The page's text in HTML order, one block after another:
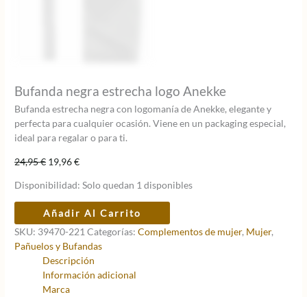
Bufanda negra estrecha logo Anekke
Bufanda estrecha negra con logomanía de Anekke, elegante y
perfecta para cualquier ocasión. Viene en un packaging especial,
ideal para regalar o para ti.
24,95€ El
original
era:
24,95 €.
19,96€El
actual
es:
19,96 €.
Disponibilidad: Solo quedan 1 disponibles
Bufanda
negra
estrecha
logo
Anekke
cantidad
Añadir Al Carrito
SKU: 39470-221 Categorías:Complementos de mujer, Mujer,
Pañuelos y Bufandas
Descripción
Información adicional
Marca